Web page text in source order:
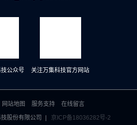
公众号 关注万集科技官方网站
网站地图 服务支持
在线留言
股份有限公司 | 京ICP备18036282号-2